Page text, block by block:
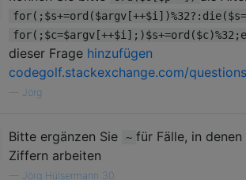
dieser Frage hinzufügen
codegolf.stackexchange.com/
Jörg
Bitte ergänzen Sie ~ für Fälle, in
Ziffern arbeiten
Jörg Hülsermann 30.